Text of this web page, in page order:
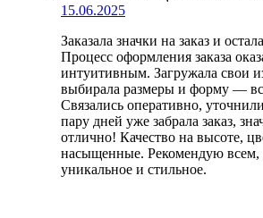
15.06.2025
Заказала значки на заказ и
Процесс оформления заказа
интуитивным. Загружала свои
выбирала размеры и форму —
Связались оперативно,
пару дней уже забрала заказ,
отлично! Качество на высоте,
насыщенные. Рекомендую всем,
уникальное и стильное.